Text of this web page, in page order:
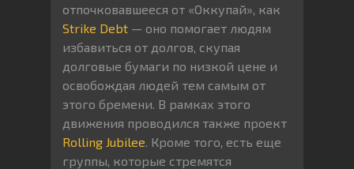
отпочковавшееся от «Оккупай», как
Strike Debt — оно помогает людям
избавиться от долгов, скупая
долговые бумаги по низкой цене и
освобождая людей тем самым от
этого бремени. В рамках этого
движения проводился также проект
Rolling Jubilee . Кроме того, есть еще
группы, которые стремятся